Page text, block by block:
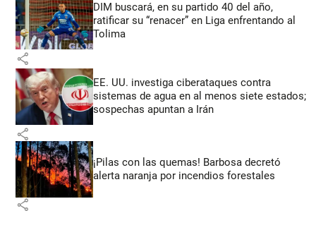
DIM buscará, en su partido 40 del año,
ratificar su “renacer” en Liga enfrentando al
Tolima
share
EE. UU. investiga ciberataques contra
sistemas de agua en al menos siete estados;
sospechas apuntan a Irán
share
¡Pilas con las quemas! Barbosa decretó
alerta naranja por incendios forestales
share